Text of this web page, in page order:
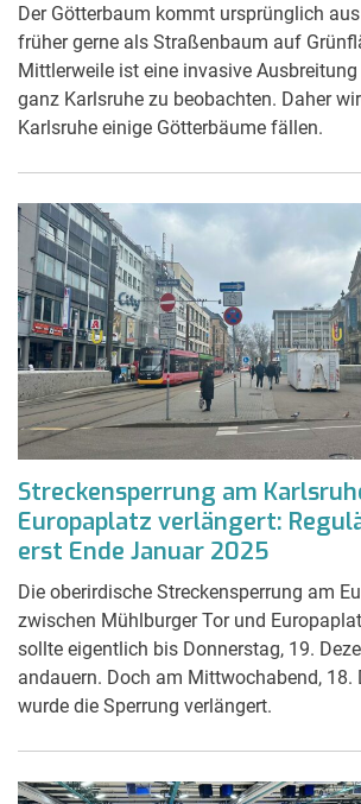
Der Götterbaum kommt ursprünglich
früher gerne als Straßenbaum auf
Mittlerweile ist eine invasive
ganz Karlsruhe zu beobachten. Daher
Karlsruhe einige Götterbäume fällen.
Streckensperrung am
Europaplatz verlängert:
erst Ende Januar 2025
Die oberirdische Streckensperrung am
zwischen Mühlburger Tor und
sollte eigentlich bis Donnerstag, 19.
andauern. Doch am Mittwochabend, 18.
wurde die Sperrung verlängert.